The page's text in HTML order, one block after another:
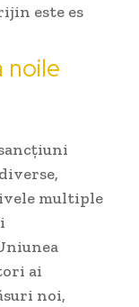
este es
noile
multiple
ai
noi,